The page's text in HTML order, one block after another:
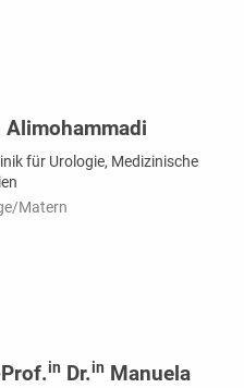
Alimohammadi
für Urologie, Medizinische
Matern
in Dr.in Manuela